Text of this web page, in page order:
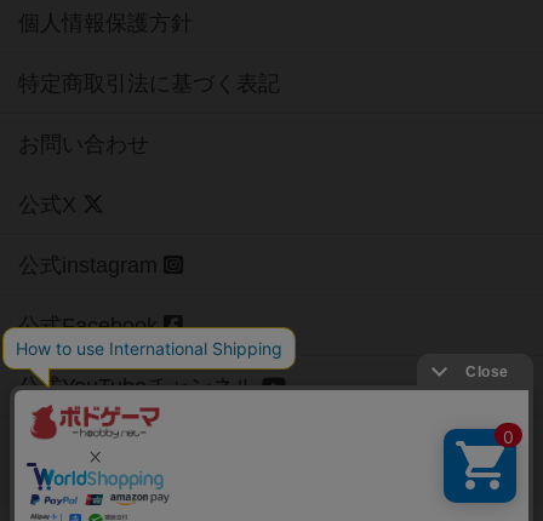
個人情報保護方針
特定商取引法に基づく表記
お問い合わせ
公式X
公式instagram
公式Facebook
公式YouTubeチャンネル